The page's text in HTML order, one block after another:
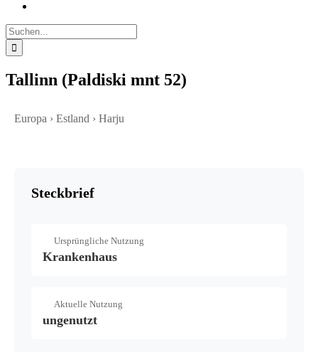
Suche
nach:
Tallinn (Paldiski mnt 52)
Europa › Estland › Harju
Steckbrief
Ursprüngliche Nutzung
Krankenhaus
Aktuelle Nutzung
ungenutzt